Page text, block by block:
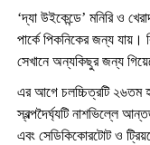
‘দ্যা উইকেন্ডে’ মনিরি ও
পার্কে পিকনিকের জন্য যায়।
সেখানে অন্যকিছুর জন্য
এর আগে চলচ্চিত্রটি ২৬তম
স্বল্পদৈর্ঘ্যটি নাশভিল্লে
এবং সেডিকিকোরটোট ও